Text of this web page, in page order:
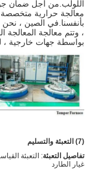
معالجة حرارية متخصصة
بأنفسنا.في الصين ، نحن
بواسطة جهات خارجية ،
(7) التعبئة والتسليم
تفاصيل التعبئة: التعبئة
غيار الطارد